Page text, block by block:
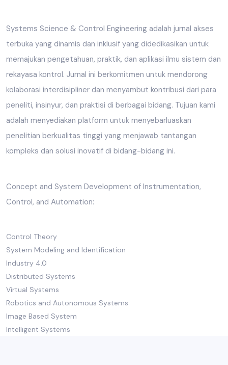
Systems Science & Control Engineering adalah jurnal akses
terbuka yang dinamis dan inklusif yang didedikasikan untuk
memajukan pengetahuan, praktik, dan aplikasi ilmu sistem dan
rekayasa kontrol. Jurnal ini berkomitmen untuk mendorong
kolaborasi interdisipliner dan menyambut kontribusi dari para
peneliti, insinyur, dan praktisi di berbagai bidang. Tujuan kami
adalah menyediakan platform untuk menyebarluaskan
penelitian berkualitas tinggi yang menjawab tantangan
kompleks dan solusi inovatif di bidang-bidang ini.
Concept and System Development of Instrumentation,
Control, and Automation:
Control Theory
System Modeling and Identification
Industry 4.0
Distributed Systems
Virtual Systems
Robotics and Autonomous Systems
Image Based System
Intelligent Systems